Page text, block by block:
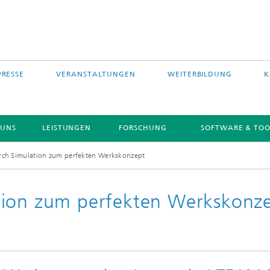
VERANSTALTUNGEN WEITERBILDUNG
LEISTUNGEN FORSCHUNG SOFTWARE &
Simulation zum perfekten Werkskonzept
zum perfekten